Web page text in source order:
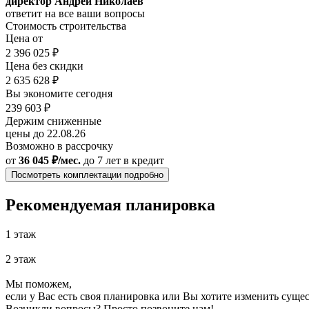
ответит на все ваши вопросы
Стоимость строительства
Цена от
2 396 025 ₽
Цена без скидки
2 635 628 ₽
Вы экономите сегодня
239 603 ₽
Держим сниженные
цены до 22.08.26
Возможно в рассрочку
от 36 045 ₽/мес. до 7 лет в кредит
Посмотреть комплектации подробно
Рекомендуемая планировка
1 этаж
2 этаж
Мы поможем,
если у Вас есть своя планировка или Вы хотите изменить